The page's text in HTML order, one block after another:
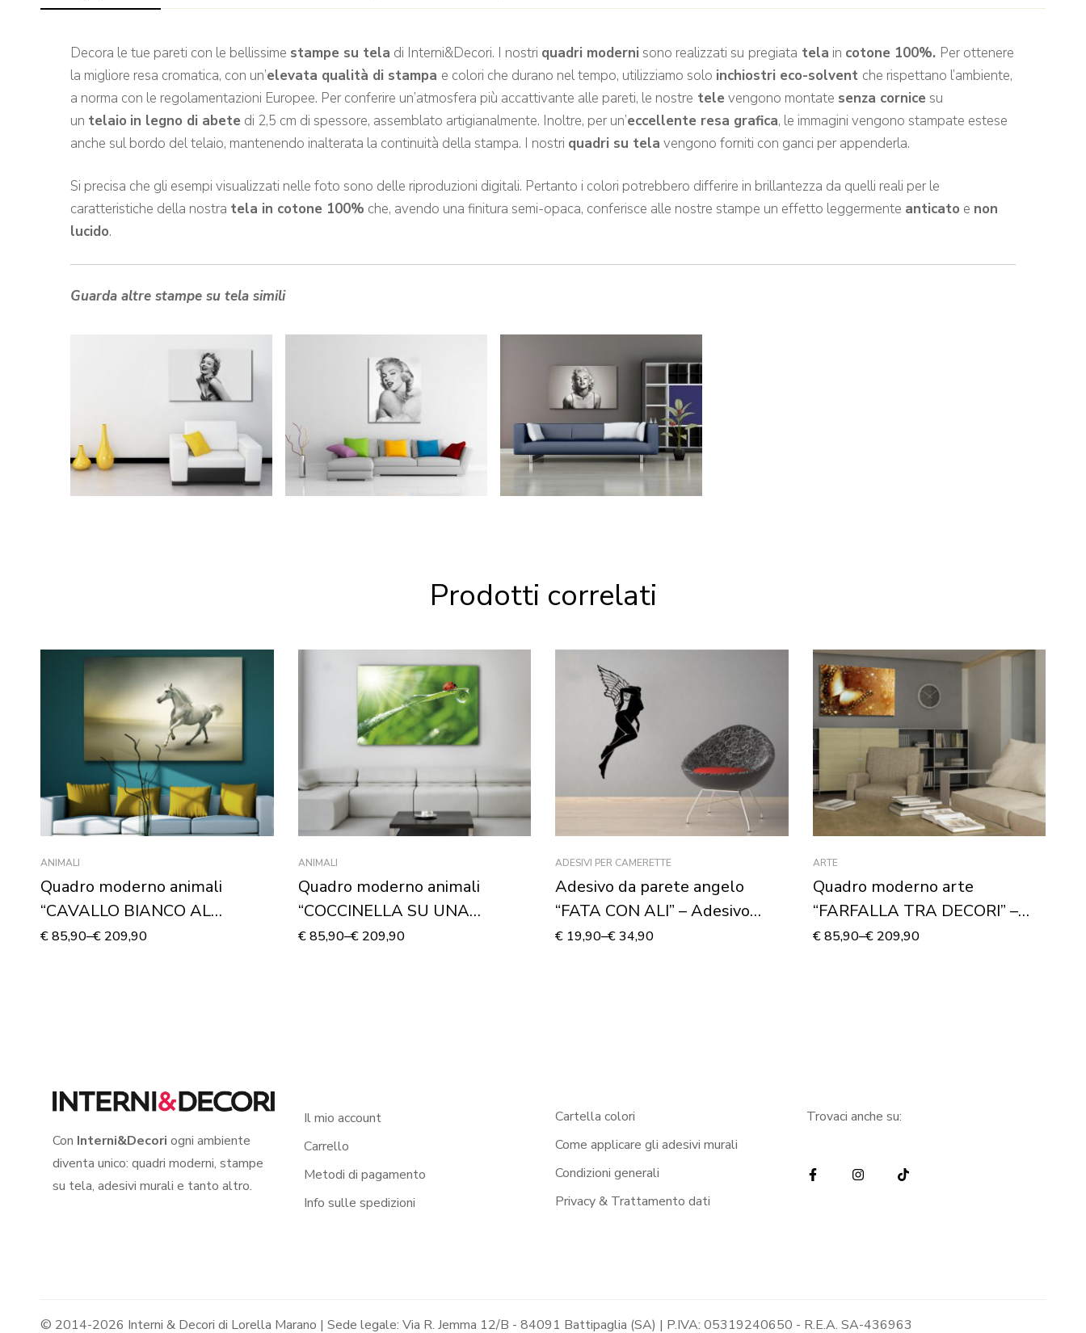
Decora le tue pareti con le bellissime stampe su tela di Interni&Decori. I nostri quadri moderni sono realizzati su pregiata tela in cotone 100%. Per ottenere
la migliore resa cromatica, con un’elevata qualità di stampa e colori che durano nel tempo, utilizziamo solo inchiostri eco-solvent che rispettano l’ambiente,
a norma con le regolamentazioni Europee. Per conferire un’atmosfera più accattivante alle pareti, le nostre tele vengono montate senza cornice su
un telaio in legno di abete di 2,5 cm di spessore, assemblato artigianalmente. Inoltre, per un’eccellente resa grafica, le immagini vengono stampate estese
anche sul bordo del telaio, mantenendo inalterata la continuità della stampa. I nostri quadri su tela vengono forniti con ganci per appenderla.
Si precisa che gli esempi visualizzati nelle foto sono delle riproduzioni digitali. Pertanto i colori potrebbero differire in brillantezza da quelli reali per le
caratteristiche della nostra tela in cotone 100% che, avendo una finitura semi-opaca, conferisce alle nostre stampe un effetto leggermente anticato e non
lucido.
Guarda altre stampe su tela simili
Prodotti correlati
ANIMALI
Quadro moderno animali
“CAVALLO BIANCO AL
GALOPPO” – Stampa su tela
€85,90–€ 209,90
ANIMALI
Quadro moderno animali
“COCCINELLA SU UNA
FOGLIA” – Stampa su tela
€85,90–€209,90
ADESIVI PER CAMERETTE
Adesivo da parete angelo
“FATA CON ALI” – Adesivo
murale
€ 19,90–€34,90
ARTE
Quadro moderno arte
“FARFALLA TRA DECORI” –
Stampa su tela
€85,90–€209,90
Con Interni&Decori ogni ambiente
diventa unico: quadri moderni, stampe
su tela, adesivi murali e tanto altro.
Il mio account
Carrello
Metodi di pagamento
Info sulle spedizioni
Cartella colori
Come applicare gli adesivi murali
Condizioni generali
Privacy & Trattamento dati
Trovaci anche su:
© 2014-2026 Interni & Decori di Lorella Marano | Sede legale: Via R. Jemma 12/B - 84091 Battipaglia (SA) | P.IVA: 05319240650 - R.E.A. SA-436963